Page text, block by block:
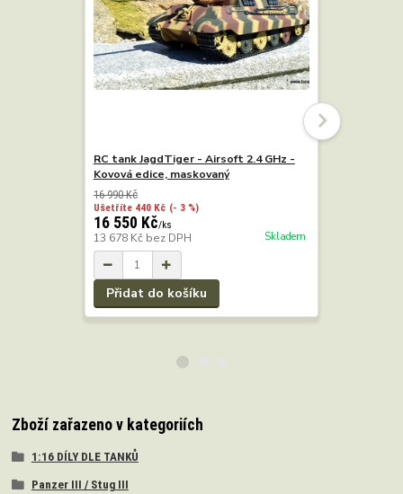
RC tank JagdTiger - Airsoft 2.4 GHz -
Kovová edice, maskovaný
16 990 Kč
Ušetříte 440 Kč (- 3 %)
16 550 Kč/ks
13 678 Kč bez DPH Skladem
Přidat do košíku
Zboží zařazeno v kategoriích
1:16 DÍLY DLE TANKŮ
Panzer III / Stug III